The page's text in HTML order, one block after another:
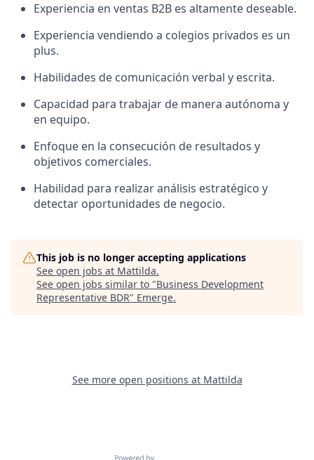
Experiencia en ventas B2B es altamente deseable.
Experiencia vendiendo a colegios privados es un
plus.
Habilidades de comunicación verbal y escrita.
Capacidad para trabajar de manera autónoma y
en equipo.
Enfoque en la consecución de resultados y
objetivos comerciales.
Habilidad para realizar análisis estratégico y
detectar oportunidades de negocio.
This job is no longer accepting applications
See open jobs at Mattilda.
See open jobs similar to "Business Development
Representative BDR" Emerge.
See more open positions at Mattilda